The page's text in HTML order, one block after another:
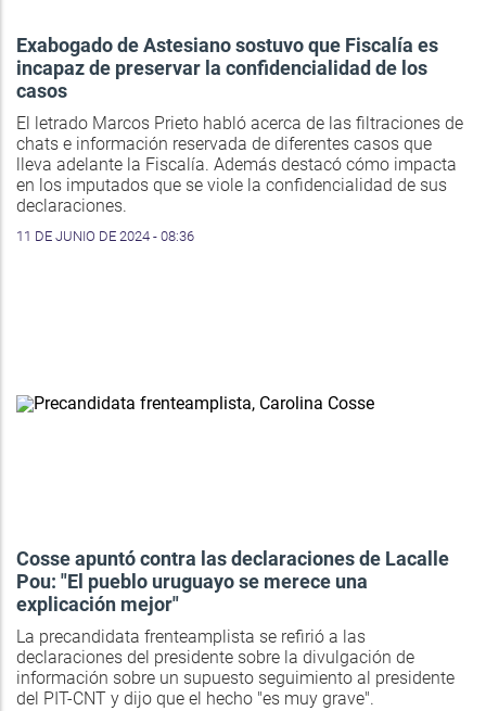
Exabogado de Astesiano sostuvo que Fiscalía es
incapaz de preservar la confidencialidad de los
casos
El letrado Marcos Prieto habló acerca de las filtraciones de
chats e información reservada de diferentes casos que
lleva adelante la Fiscalía. Además destacó cómo impacta
en los imputados que se viole la confidencialidad de sus
declaraciones.
11 DE JUNIO DE 2024 - 08:36
Cosse apuntó contra las declaraciones de Lacalle
Pou: "El pueblo uruguayo se merece una
explicación mejor"
La precandidata frenteamplista se refirió a las
declaraciones del presidente sobre la divulgación de
información sobre un supuesto seguimiento al presidente
del PIT-CNT y dijo que el hecho "es muy grave".